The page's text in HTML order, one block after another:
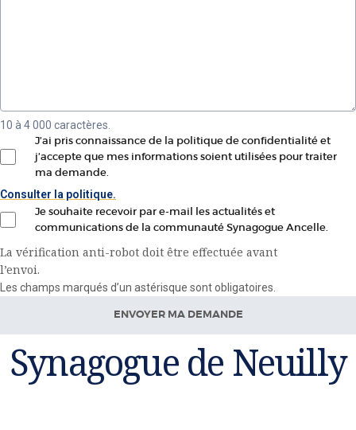
10 à 4 000 caractères.
J’ai pris connaissance de la politique de confidentialité et
j’accepte que mes informations soient utilisées pour traiter
ma demande.
Consulter la politique.
Je souhaite recevoir par e-mail les actualités et
communications de la communauté Synagogue Ancelle.
Site web
La vérification anti-robot doit être effectuée avant
l’envoi.
Les champs marqués d’un astérisque sont obligatoires.
ENVOYER MA DEMANDE
Synagogue de Neuilly